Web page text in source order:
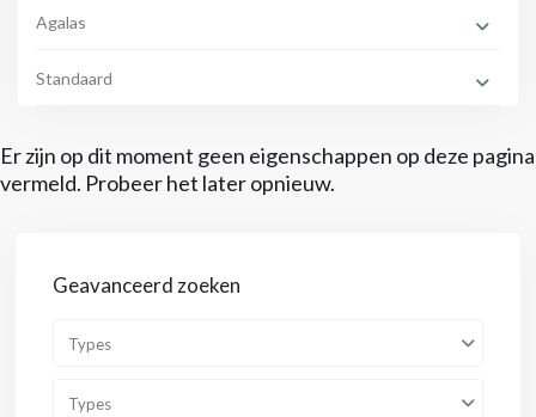
Agalas
Standaard
Er zijn op dit moment geen eigenschappen op deze pagina
vermeld. Probeer het later opnieuw.
Geavanceerd zoeken
Types
Types